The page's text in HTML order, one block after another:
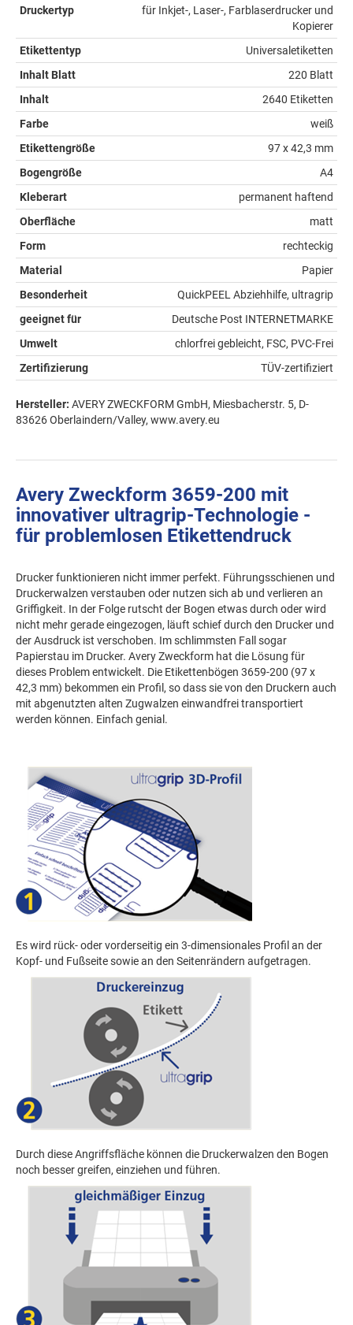
Druckertyp
für Inkjet-, Laser-, Farblaserdrucker und
Kopierer
Etikettentyp
Universaletiketten
Inhalt Blatt
220 Blatt
Inhalt
2640 Etiketten
Farbe
weiß
Etikettengröße
97 x 42,3 mm
Bogengröße
A4
Kleberart
permanent haftend
Oberfläche
matt
Form
rechteckig
Material
Papier
Besonderheit
QuickPEEL Abziehhilfe, ultragrip
geeignet für
Deutsche Post INTERNETMARKE
Umwelt
chlorfrei gebleicht, FSC, PVC-Frei
Zertifizierung
TÜV-zertifiziert
Hersteller: AVERY ZWECKFORM GmbH, Miesbacherstr. 5, D-
83626 Oberlaindern/Valley, www.avery.eu
Avery Zweckform 3659-200 mit
innovativer ultragrip-Technologie -
für problemlosen Etikettendruck
Drucker funktionieren nicht immer perfekt. Führungsschienen und
Druckerwalzen verstauben oder nutzen sich ab und verlieren an
Griffigkeit. In der Folge rutscht der Bogen etwas durch oder wird
nicht mehr gerade eingezogen, läuft schief durch den Drucker und
der Ausdruck ist verschoben. Im schlimmsten Fall sogar
Papierstau im Drucker. Avery Zweckform hat die Lösung für
dieses Problem entwickelt. Die Etikettenbögen 3659-200 (97 x
42,3 mm) bekommen ein Profil, so dass sie von den Druckern auch
mit abgenutzten alten Zugwalzen einwandfrei transportiert
werden können. Einfach genial.
Es wird rück- oder vorderseitig ein 3-dimensionales Profil an der
Kopf- und Fußseite sowie an den Seitenrändern aufgetragen.
Durch diese Angriffsfläche können die Druckerwalzen den Bogen
noch besser greifen, einziehen und führen.